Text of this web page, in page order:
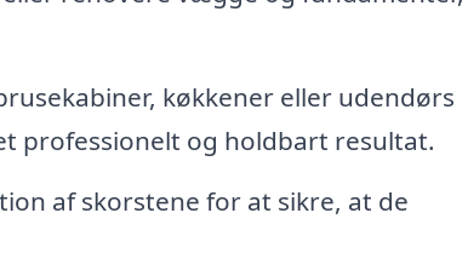
køkkener eller udendørs
professionelt og holdbart resultat.
af skorstene for at sikre, at de